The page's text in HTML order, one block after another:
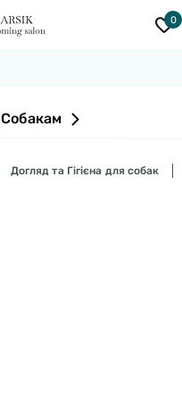
0
Собакам
Догляд та Гігієна для собак